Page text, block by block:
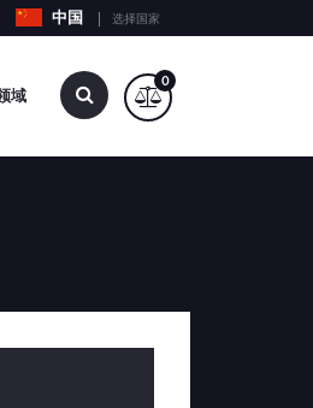
中国 选择国家
域
查
找…
0